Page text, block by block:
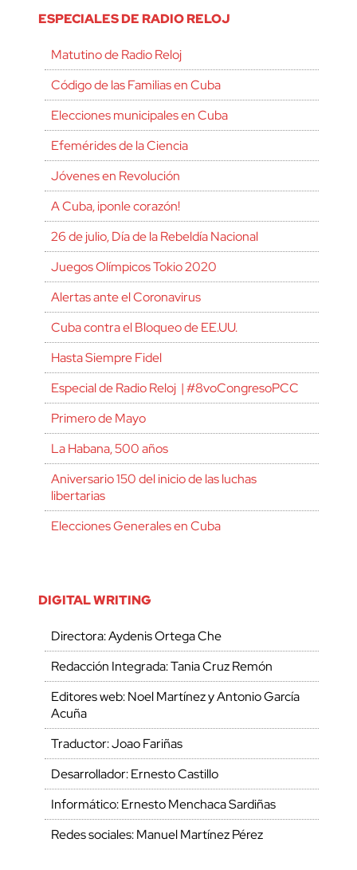
ESPECIALES DE RADIO RELOJ
Matutino de Radio Reloj
Código de las Familias en Cuba
Elecciones municipales en Cuba
Efemérides de la Ciencia
Jóvenes en Revolución
A Cuba, ¡ponle corazón!
26 de julio, Día de la Rebeldía Nacional
Juegos Olímpicos Tokio 2020
Alertas ante el Coronavirus
Cuba contra el Bloqueo de EE.UU.
Hasta Siempre Fidel
Especial de Radio Reloj | #8voCongresoPCC
Primero de Mayo
La Habana, 500 años
Aniversario 150 del inicio de las luchas
libertarias
Elecciones Generales en Cuba
DIGITAL WRITING
Directora: Aydenis Ortega Che
Redacción Integrada: Tania Cruz Remón
Editores web: Noel Martínez y Antonio García
Acuña
Traductor: Joao Fariñas
Desarrollador: Ernesto Castillo
Informático: Ernesto Menchaca Sardiñas
Redes sociales: Manuel Martínez Pérez